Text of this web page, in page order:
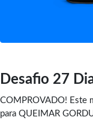
Desafio 27
COMPROVADO! Este
para QUEIMAR